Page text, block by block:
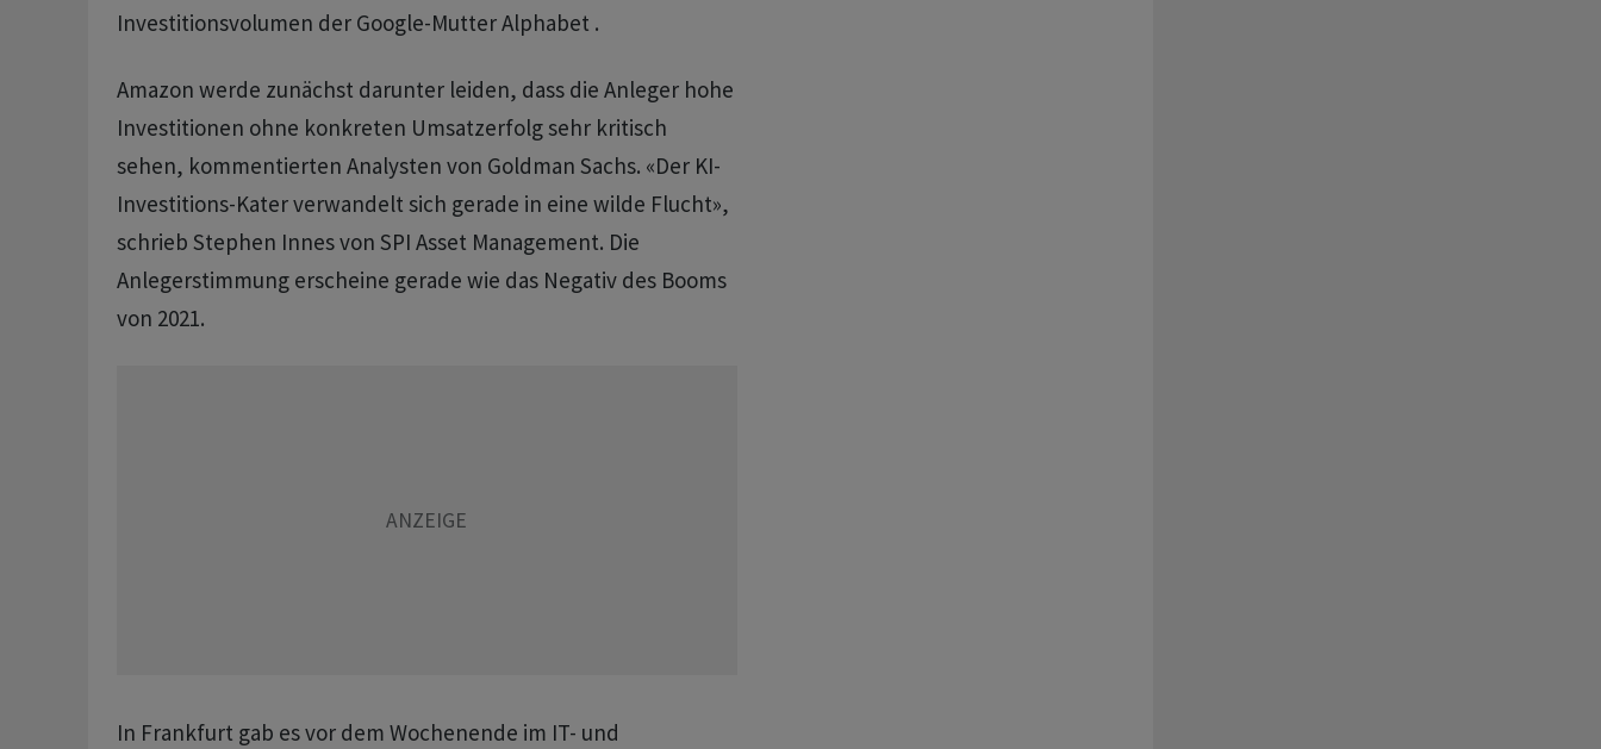
Investitionsvolumen der Google-Mutter Alphabet .
Amazon werde zunächst darunter leiden, dass die Anleger hohe
Investitionen ohne konkreten Umsatzerfolg sehr kritisch
sehen, kommentierten Analysten von Goldman Sachs. «Der KI-
Investitions-Kater verwandelt sich gerade in eine wilde Flucht»,
schrieb Stephen Innes von SPI Asset Management. Die
Anlegerstimmung erscheine gerade wie das Negativ des Booms
von 2021.
In Frankfurt gab es vor dem Wochenende im IT- und